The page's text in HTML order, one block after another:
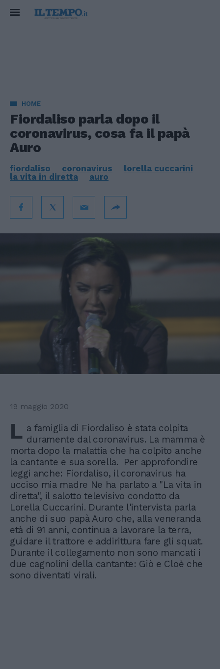
HOME
Fiordaliso parla dopo il
coronavirus, cosa fa il papà
Auro
fiordaliso coronavirus
lorella cuccarini
la vita in diretta
auro
19 maggio 2020
L a famiglia di Fiordaliso è stata colpita
duramente dal coronavirus. La mamma è
morta dopo la malattia che ha colpito anche
la cantante e sua sorella. Per approfondire
leggi anche: Fiordaliso, il coronavirus ha
ucciso mia madre Ne ha parlato a "La vita in
diretta", il salotto televisivo condotto da
Lorella Cuccarini. Durante l'intervista parla
anche di suo papà Auro che, alla veneranda
età di 91 anni, continua a lavorare la terra,
guidare il trattore e addirittura fare gli squat.
Durante il collegamento non sono mancati i
due cagnolini della cantante: Giò e Cloè che
sono diventati virali.